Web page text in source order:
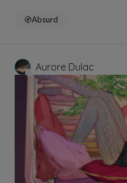
Absurd
Aurore Dulac